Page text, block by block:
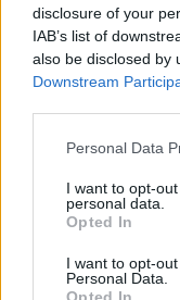
disclosure of your
IAB’s list of
also be disclosed by
Downstream
Personal Data
I want to opt-
personal data.
Opted In
I want to opt-
Personal Data.
Λάβετε όλα
της Πολιτικής